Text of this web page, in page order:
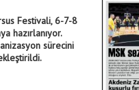
Festivali, 6-7-8
hazırlanıyor.
sürecini